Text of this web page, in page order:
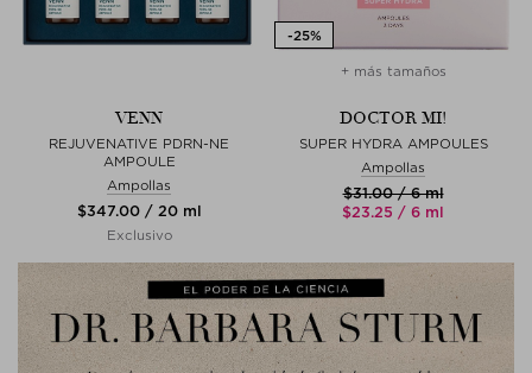
VENN
REJUVENATIVE PDRN-NE
AMPOULE
Ampollas
$‌347.00 / 20 ml
Exclusivo
+ más tamaños
DOCTOR MI!
SUPER HYDRA AMPOULES
Ampollas
$‌31.00 / 6 ml
$‌23.25 / 6 ml